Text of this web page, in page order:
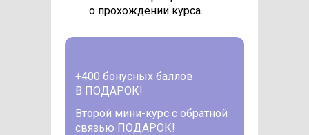
о прохождении курса.
+400 бонусных баллов
В ПОДАРОК!
Второй мини-курс с обратной
связью ПОДАРОК!